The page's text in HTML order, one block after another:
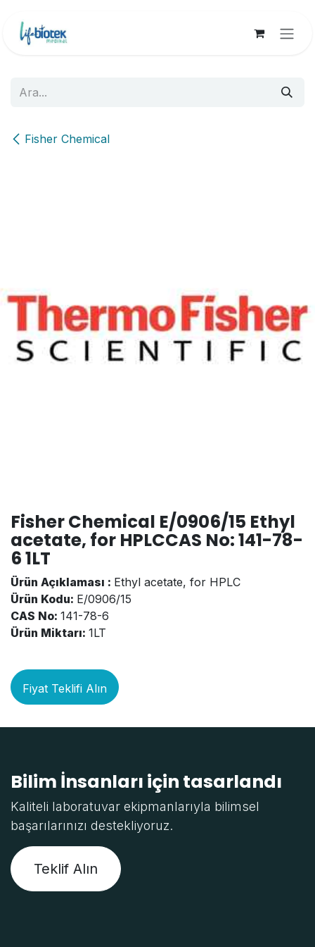
Fisher Chemical
Fisher Chemical E/0906/15 Ethyl
acetate, for HPLCCAS No: 141-78-
6 1LT
Ürün Açıklaması : Ethyl acetate, for HPLC
Ürün Kodu: E/0906/15
CAS No: 141-78-6
Ürün Miktarı: 1LT
Fiyat Teklifi Alın
Bilim İnsanları için tasarlandı
Kaliteli laboratuvar ekipmanlarıyla bilimsel
başarılarınızı destekliyoruz.
Teklif Alın